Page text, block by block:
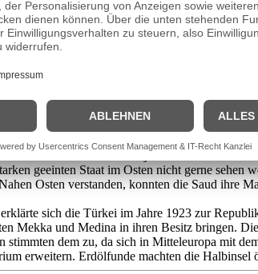
ausgesetzt, die sich im Norden, also
ein und besiedelten sie. Die arabische
erste Blüte erreichte die Region ab 800
lange, da sich das islamische Zentrum nach
mit Waren aus Indien und China belieferte.
kontrollieren wollten. Der Stamm der
Das scheiterte jedoch einerseits an
geeinten Staat im Osten nicht gerne
Osten verstanden, konnten die Saud ihre
sich die Türkei im Jahre 1923 zur
Mekka und Medina in ihren Besitz bringen.
dem zu, da sich in Mitteleuropa mit
erweitern. Erdölfunde machten die